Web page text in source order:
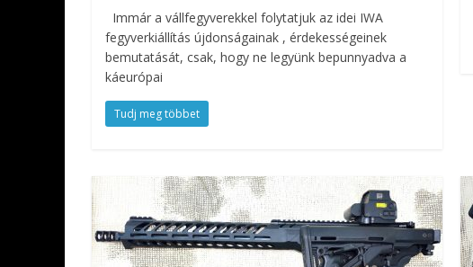
Immár a vállfegyverekkel folytatjuk az idei IWA
fegyverkiállítás újdonságainak , érdekességeinek
bemutatását, csak, hogy ne legyünk bepunnyadva a
káeurópai
Tudj meg többet